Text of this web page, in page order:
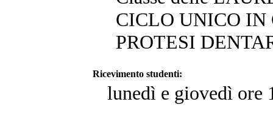
CICLO UNICO IN
PROTESI
Ricevimento studenti:
lunedì e giovedì ore